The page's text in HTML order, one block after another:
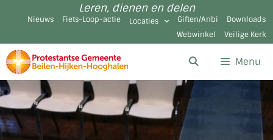
Leren, dienen en delen
Nieuws Fiets-Loop-actie Locaties Giften/Anbi
Downloads
Webwinkel
Veilige Kerk
Menu